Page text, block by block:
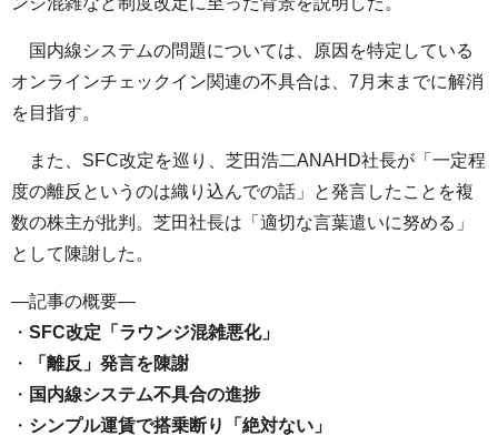
国内線システムの問題については、原因を特定している
オンラインチェックイン関連の不具合は、7月末までに解消
を目指す。
また、SFC改定を巡り、芝田浩二ANAHD社長が「一定程
度の離反というのは織り込んでの話」と発言したことを複
数の株主が批判。芝田社長は「適切な言葉遣いに努める」
として陳謝した。
—記事の概要—
・ SFC改定「ラウンジ混雑悪化」
・
「離反」発言を陳謝
・ 国内線システム不具合の進捗
・ シンプル運賃で搭乗断り「絶対ない」